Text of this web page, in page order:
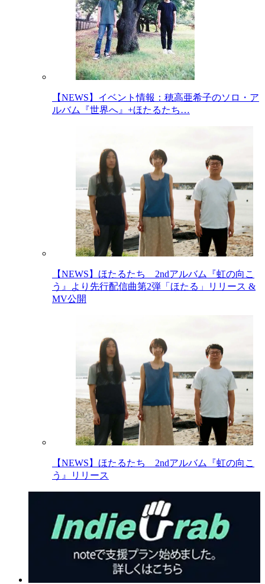
【NEWS】イベント情報：穂高亜希子のソロ・ア
ルバム『世界へ』+ほたるたち…
【NEWS】ほたるたち 2ndアルバム『虹の向こ
う』より先行配信曲第2弾「ほたる」リリース &
MV公開
【NEWS】ほたるたち 2ndアルバム『虹の向こ
う』リリース